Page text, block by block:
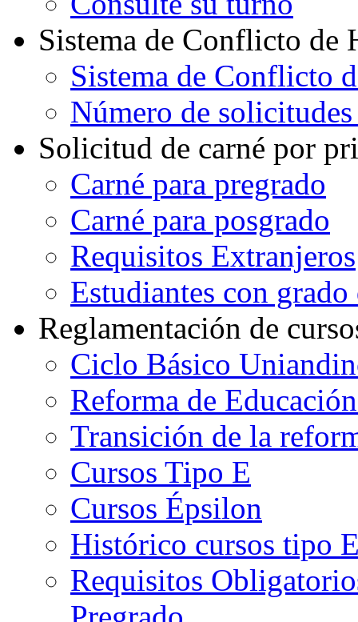
Sistema de Conflicto de
Sistema de Conflicto
Número de
Solicitud de carné por
Carné para pregrado
Carné para posgrado
Requisitos Extranjeros
Estudiantes con
Reglamentación de
Ciclo Básico
Reforma de
Transición de la
Cursos Tipo E
Cursos Épsilon
Histórico cursos tipo
Requisitos